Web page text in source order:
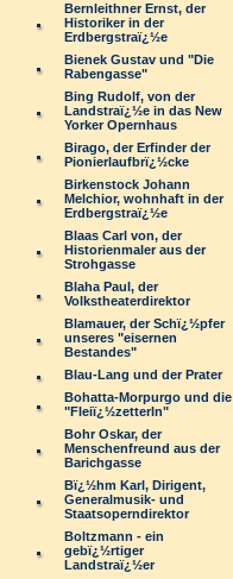
Bernleithner Ernst, der
Historiker in der
Erdbergstraï¿½e
Bienek Gustav und "Die
Rabengasse"
Bing Rudolf, von der
Landstraï¿½e in das New
Yorker Opernhaus
Birago, der Erfinder der
Pionierlaufbrï¿½cke
Birkenstock Johann
Melchior, wohnhaft in der
Erdbergstraï¿½e
Blaas Carl von, der
Historienmaler aus der
Strohgasse
Blaha Paul, der
Volkstheaterdirektor
Blamauer, der Schï¿½pfer
unseres "eisernen
Bestandes"
Blau-Lang und der Prater
Bohatta-Morpurgo und die
"Fleiï¿½zetterln"
Bohr Oskar, der
Menschenfreund aus der
Barichgasse
Bï¿½hm Karl, Dirigent,
Generalmusik- und
Staatsoperndirektor
Boltzmann - ein
gebï¿½rtiger
Landstraï¿½er